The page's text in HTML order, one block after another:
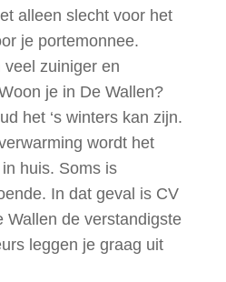
alleen slecht voor het
je portemonnee.
zuiniger en
je in De Wallen?
het ‘s winters kan zijn.
wordt het
huis. Soms is
In dat geval is CV
Wallen de verstandigste
leggen je graag uit